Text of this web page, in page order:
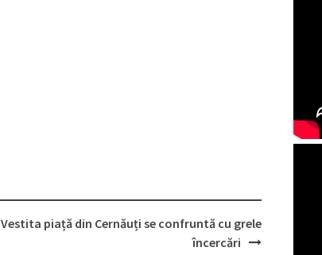
Vestita piață din Cernăuți se confruntă cu grele
încercări